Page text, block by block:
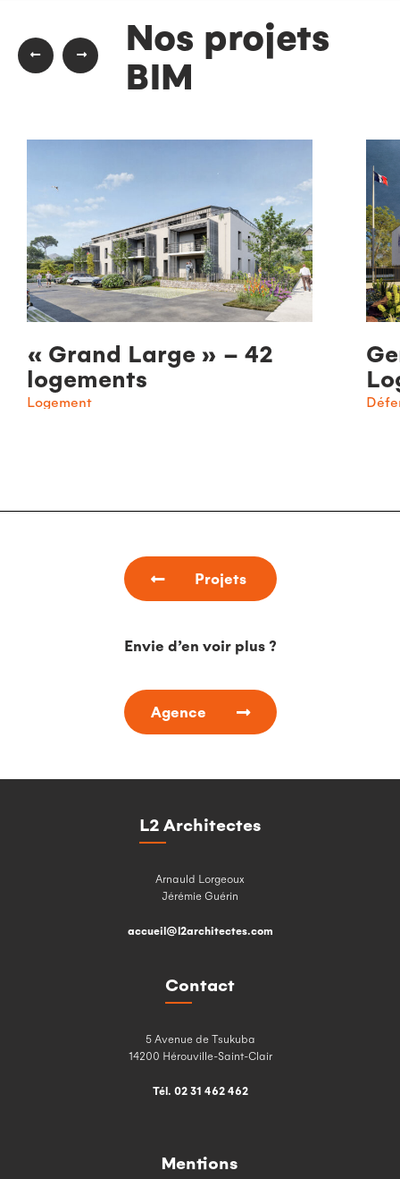
Nos projets
BIM
« Grand Large » – 42
logements
Logement
Projets
Envie d’en voir plus ?
Agence
L2 Architectes
Arnauld Lorgeoux
Jérémie Guérin
accueil@l2architectes.com
Contact
5 Avenue de Tsukuba
14200 Hérouville-Saint-Clair
Tél. 02 31 462 462
Mentions